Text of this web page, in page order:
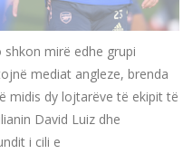
mirë edhe grupi
mediat angleze, brenda
midis dy lojtarëve të ekipit të
David Luiz dhe
i cili e